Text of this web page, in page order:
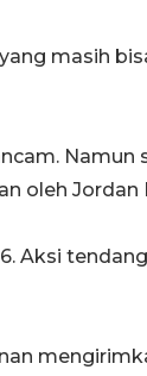
masih
Namun
oleh Jordan
Aksi